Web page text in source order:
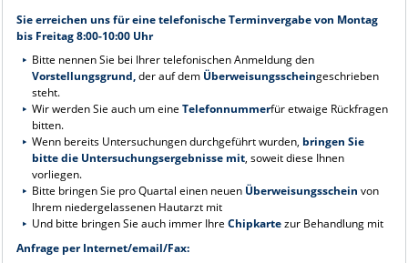
Sie erreichen uns für eine telefonische Terminvergabe von Montag
bis Freitag 8:00-10:00 Uhr
Bitte nennen Sie bei Ihrer telefonischen Anmeldung den
Vorstellungsgrund,der auf dem Überweisungsscheingeschrieben
steht.
Wir werden Sie auch um eineTelefonnummerfür etwaige Rückfragen
bitten.
Wenn bereits Untersuchungen durchgeführt wurden, bringen Sie
bitte die Untersuchungsergebnisse mit, soweit diese Ihnen
vorliegen.
Bitte bringen Sie pro Quartal einen neuen Überweisungsschein von
Ihrem niedergelassenen Hautarzt mit
Und bitte bringen Sie auch immer IhreChipkartezur Behandlung mit
Anfrage per Internet/email/Fax: